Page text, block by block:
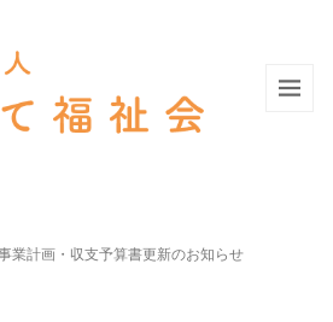
業計画・収支予算書更新のお知らせ